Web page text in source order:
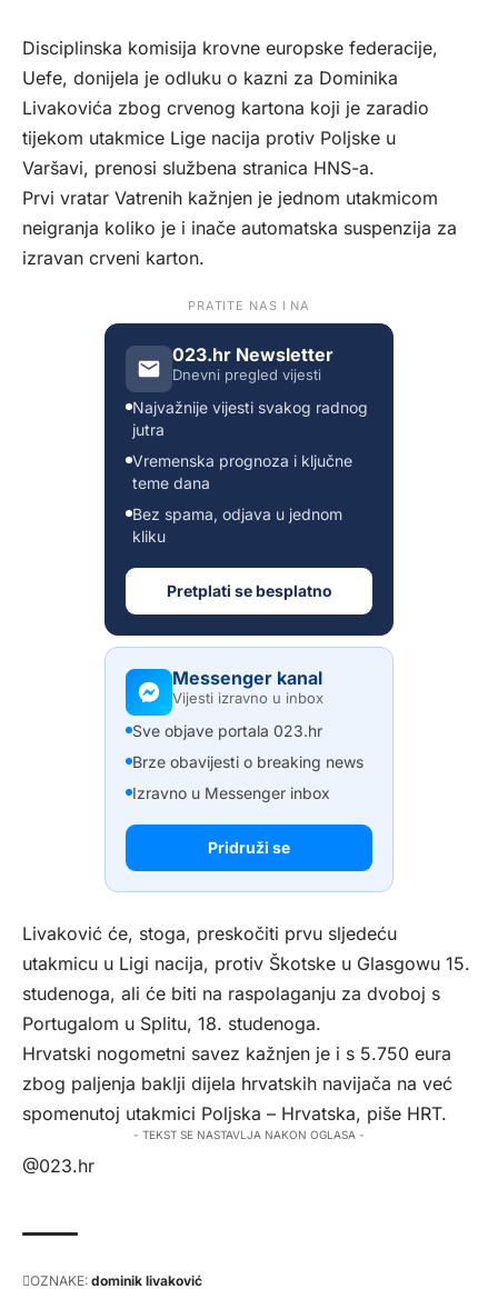
Disciplinska komisija krovne europske federacije,
Uefe, donijela je odluku o kazni za Dominika
Livakovića zbog crvenog kartona koji je zaradio
tijekom utakmice Lige nacija protiv Poljske u
Varšavi, prenosi službena stranica HNS-a.
Prvi vratar Vatrenih kažnjen je jednom utakmicom
neigranja koliko je i inače automatska suspenzija za
izravan crveni karton.
PRATITE NAS I NA
023.hr Newsletter
Dnevni pregled vijesti
Najvažnije vijesti svakog radnog
jutra
Vremenska prognoza i ključne
teme dana
Bez spama, odjava u jednom
kliku
Pretplati se besplatno
Messenger kanal
Vijesti izravno u inbox
Sve objave portala 023.hr
Brze obavijesti o breaking news
Izravno u Messenger inbox
Pridruži se
Livaković će, stoga, preskočiti prvu sljedeću
utakmicu u Ligi nacija, protiv Škotske u Glasgowu 15.
studenoga, ali će biti na raspolaganju za dvoboj s
Portugalom u Splitu, 18. studenoga.
Hrvatski nogometni savez kažnjen je i s 5.750 eura
zbog paljenja baklji dijela hrvatskih navijača na već
spomenutoj utakmici Poljska – Hrvatska, piše HRT.
- TEKST SE NASTAVLJA NAKON OGLASA -
@023.hr
OZNAKE: dominik livaković